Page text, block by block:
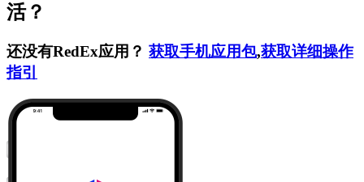
活？
还没有RedEx应用？ 获取手机应用包,获取详细操作
指引